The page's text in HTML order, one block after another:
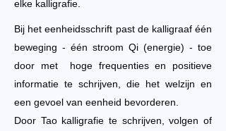
elke kalligrafie.
Bij het eenheidsschrift past de kalligraaf één
beweging - één stroom Qi (energie) - toe
door met hoge frequenties en positieve
informatie te schrijven, die het welzijn en
een gevoel van eenheid bevorderen.
Door Tao kalligrafie te schrijven, volgen of